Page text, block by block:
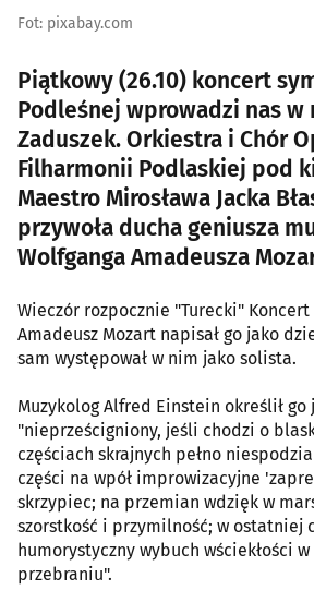
Fot: pixabay.com
Piątkowy (26.10) koncert
Podleśnej wprowadzi nas w
Zaduszek. Orkiestra i Chór
Filharmonii Podlaskiej pod
Maestro Mirosława Jacka
przywoła ducha geniusza
Wolfganga Amadeusza
Wieczór rozpocznie "Turecki" Koncert
Amadeusz Mozart napisał go jako
sam występował w nim jako solista.
Muzykolog Alfred Einstein określił go
"nieprześcigniony, jeśli chodzi o
częściach skrajnych pełno
części na wpół improwizacyjne
skrzypiec; na przemian wdzięk w
szorstkość i przymilność; w ostatniej
humorystyczny wybuch wściekłości
przebraniu".